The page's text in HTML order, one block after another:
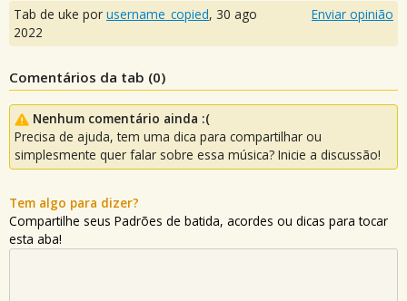
Tab de uke por username_copied, 30 ago
2022
Enviar opinião
Comentários da tab (0)
Nenhum comentário ainda :(
Precisa de ajuda, tem uma dica para compartilhar ou
simplesmente quer falar sobre essa música? Inicie a discussão!
Tem algo para dizer?
Compartilhe seus Padrões de batida, acordes ou dicas para tocar
esta aba!